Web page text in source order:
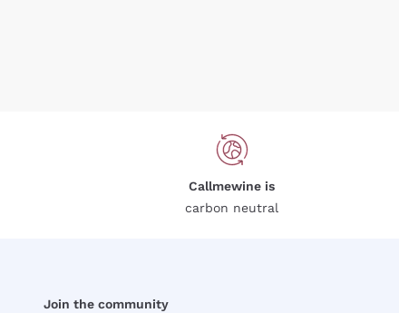
Callmewine is
carbon neutral
Join the community